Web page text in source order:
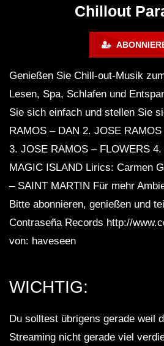
Lounge Chill out |
Attraction | Chill Mix
DOWN TEMPO &
Muzaikfm 029
Ambient, Psybient
3 HOURS of Chill
Peaceful
Unreal | Chill Mix
Chillout
Genießen Sie Chill-out-Musik
Lesen, Spa, Schlafen und
Sie sich einfach und stellen Sie
RAMOS – DAN 2. JOSE
3. JOSE RAMOS – FLOWERS
MAGIC ISLAND Lirics: Carmen
– SAINT MARTIN Für mehr
Bitte abonnieren, genießen und
Contraseña Records http://
von: haveseen
WICHTIG:
Du solltest übrigens gerade weil
Streaming nicht gerade viel